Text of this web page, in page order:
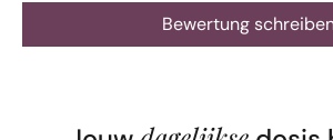
Bewertung